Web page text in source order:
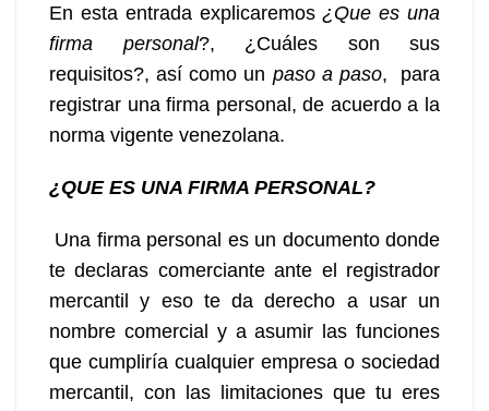
En esta entrada explicaremos¿Que es una
firma personal?, ¿Cuáles son sus
requisitos?, así como un paso a paso, para
registrar una firma personal, de acuerdo a la
norma vigente venezolana.
¿QUE ES UNA FIRMA PERSONAL?
Una firma personal es un documento donde
te declaras comerciante ante el registrador
mercantil y eso te da derecho a usar un
nombre comercial y a asumir las funciones
que cumpliría cualquier empresa o sociedad
mercantil, con las limitaciones que tu eres